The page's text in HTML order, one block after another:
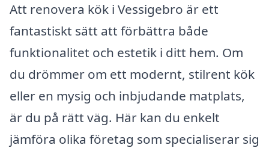
Att renovera kök i Vessigebro är ett
fantastiskt sätt att förbättra både
funktionalitet och estetik i ditt hem. Om
du drömmer om ett modernt, stilrent kök
eller en mysig och inbjudande matplats,
är du på rätt väg. Här kan du enkelt
jämföra olika företag som specialiserar sig